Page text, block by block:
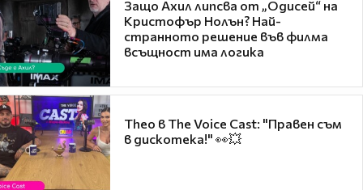
Защо Ахил липсва от „Одисей“ на
Кристофър Нолън? Най-
странното решение във филма
всъщност има логика
Theo в The Voice Cast: "Правен съм
в дискотека!" 👀💥